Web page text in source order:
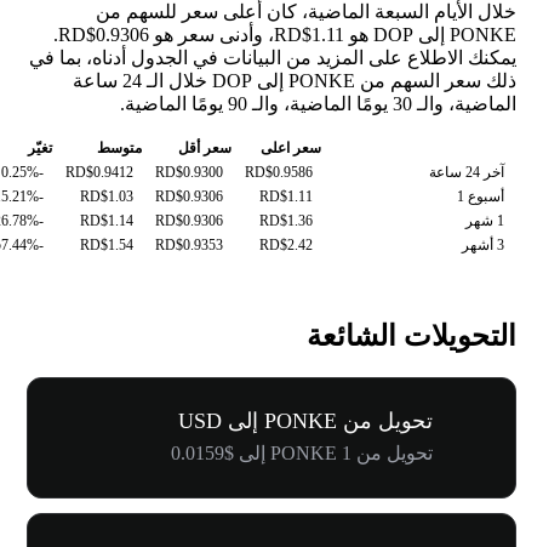
خلال الأيام السبعة الماضية، كان أعلى سعر للسهم من
PONKE إلى DOP هو RD$1.11، وأدنى سعر هو RD$0.9306.
يمكنك الاطلاع على المزيد من البيانات في الجدول أدناه، بما في
ذلك سعر السهم من PONKE إلى DOP خلال الـ 24 ساعة
الماضية، والـ 30 يومًا الماضية، والـ 90 يومًا الماضية.
سعر اعلى سعر أقل متوسط
تغيّر
آخر 24 ساعة
RD$0.9586
RD$0.9300
RD$0.9412
-0.25%
أسبوع 1
RD$1.11
RD$0.9306
RD$1.03
-15.21%
1 شهر
RD$1.36
RD$0.9306
RD$1.14
-26.78%
3 أشهر
RD$2.42
RD$0.9353
RD$1.54
-57.44%
التحويلات الشائعة
تحويل من PONKE إلى USD
تحويل من 1 PONKE إلى $0.0159